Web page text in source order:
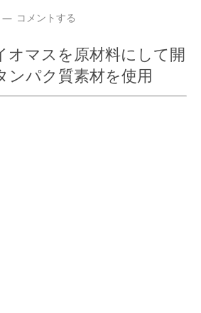
コメントする
オマスを原材料にして開
ンパク質素材を使用